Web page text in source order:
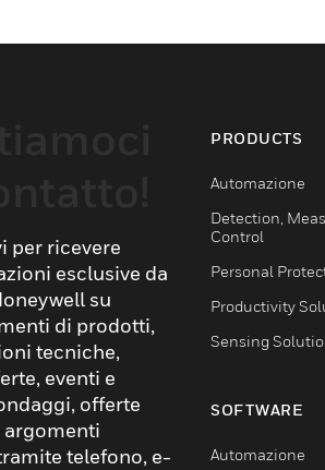
per ricevere
esclusive da
su
di prodotti,
tecniche,
eventi e
offerte
argomenti
telefono, e-
PRODUCTS
Automazione
Detection,
Control
Personal
Productivity
Sensing
SOFTWARE
Automazione